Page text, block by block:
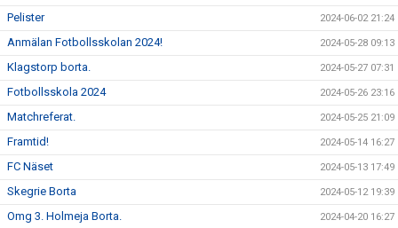
Pelister 2024-06-02 21:24
Anmälan Fotbollsskolan 2024! 2024-05-28 09:13
Klagstorp borta. 2024-05-27 07:31
Fotbollsskola 2024 2024-05-26 23:16
Matchreferat. 2024-05-25 21:09
Framtid! 2024-05-14 16:27
FC Näset 2024-05-13 17:49
Skegrie Borta 2024-05-12 19:39
Omg 3. Holmeja Borta. 2024-04-20 16:27